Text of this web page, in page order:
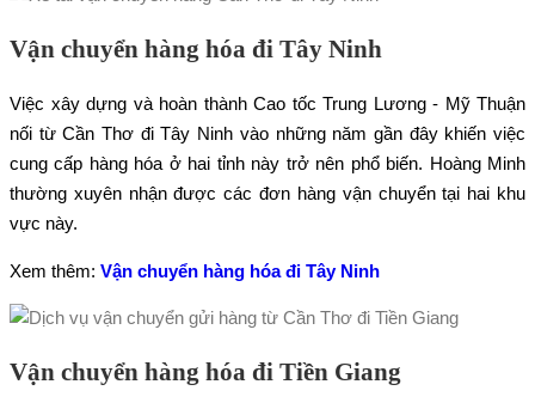
Vận chuyển hàng hóa đi Tây Ninh
Việc xây dựng và hoàn thành Cao tốc Trung Lương - Mỹ Thuận
nối từ Cần Thơ đi Tây Ninh vào những năm gần đây khiến việc
cung cấp hàng hóa ở hai tỉnh này trở nên phổ biến. Hoàng Minh
thường xuyên nhận được các đơn hàng vận chuyển tại hai khu
vực này.
Xem thêm: Vận chuyển hàng hóa đi Tây Ninh
Vận chuyển hàng hóa đi Tiền Giang